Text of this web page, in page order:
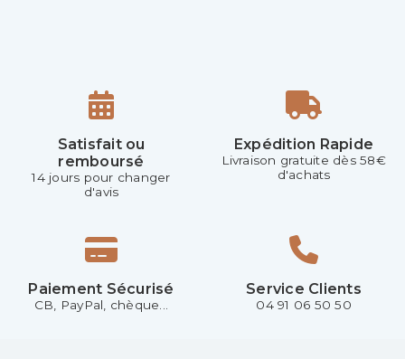
Satisfait ou
remboursé
14 jours pour changer
d'avis
Expédition Rapide
Livraison gratuite dès 58€
d'achats
Paiement Sécurisé
CB, PayPal, chèque...
Service Clients
04 91 06 50 50